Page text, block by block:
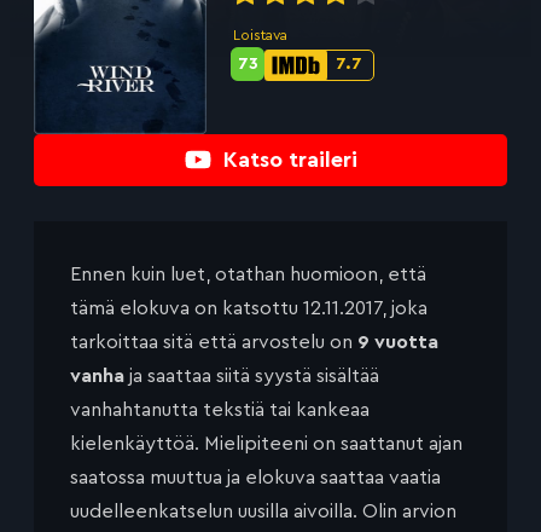
Katso traileri
Loistava
IMDb-
7.7
Metascore-
73
Ennen kuin luet, otathan huomioon, että
tämä elokuva on katsottu 12.11.2017, joka
tarkoittaa sitä että arvostelu on 9 vuotta
vanha ja saattaa siitä syystä sisältää
vanhahtanutta tekstiä tai kankeaa
kielenkäyttöä. Mielipiteeni on saattanut ajan
saatossa muuttua ja elokuva saattaa vaatia
uudelleenkatselun uusilla aivoilla. Olin arvion